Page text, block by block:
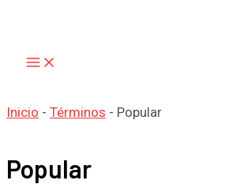
Inicio - Términos - Popular
Popular